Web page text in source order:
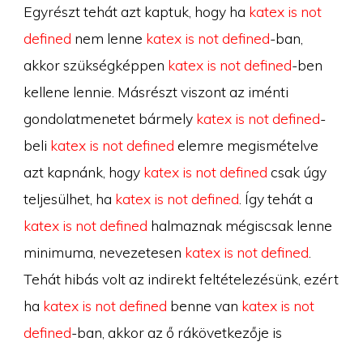
Egyrészt tehát azt kaptuk, hogy ha katex is not
defined nem lenne katex is not defined-ban,
akkor szükségképpen katex is not defined-ben
kellene lennie. Másrészt viszont az iménti
gondolatmenetet bármely katex is not defined-
beli katex is not defined elemre megismételve
azt kapnánk, hogy katex is not defined csak úgy
teljesülhet, ha katex is not defined . Így tehát a
katex is not defined halmaznak mégiscsak lenne
minimuma, nevezetesen katex is not defined
Tehát hibás volt az indirekt feltételezésünk, ezért
ha katex is not defined benne van katex is not
defined-ban, akkor az ő rákövetkezője is